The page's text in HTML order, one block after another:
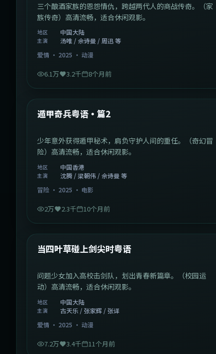
三个酿酒家族的恩怨情仇，跨越两代人的商战传奇。（家
族传奇）高清流畅，适合休闲观影。
地区 中国大陆
主演
汤唯 / 佘诗曼 / 周迅 等
爱情 · 2025 · 动漫
6.1万 3.2千 8个月前
最新
中国香港 1:10:21
遁甲奇兵粤语·篇2
少年意外获得遁甲秘术，肩负守护人间的重任。（奇幻冒
险）高清流畅，适合休闲观影。
地区 中国香港
主演
沈腾 / 梁朝伟 / 佘诗曼 等
冒险 · 2025 · 电影
2万 2.3千 10个月前
最新
中国大陆 1:23:05
当四叶草碰上剑尖时粤语
问题少女加入高校击剑队，划出青春新篇章。（校园运
动）高清流畅，适合休闲观影。
地区 中国大陆
主演
古天乐 / 张家辉 / 张译
爱情 · 2025 · 动漫
7.2万 3.4千 11个月前